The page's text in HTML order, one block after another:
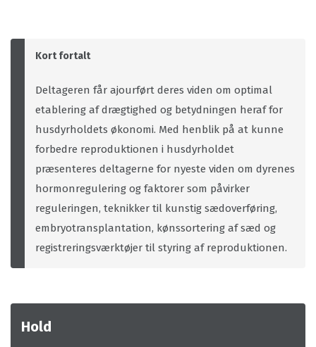
Kort fortalt
Deltageren får ajourført deres viden om optimal
etablering af drægtighed og betydningen heraf for
husdyrholdets økonomi. Med henblik på at kunne
forbedre reproduktionen i husdyrholdet
præsenteres deltagerne for nyeste viden om dyrenes
hormonregulering og faktorer som påvirker
reguleringen, teknikker til kunstig sædoverføring,
embryotransplantation, kønssortering af sæd og
registreringsværktøjer til styring af reproduktionen.
Hold